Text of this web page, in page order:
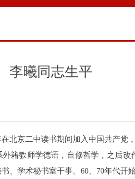
李曦同志生平
在北京二中读书期间加入中国共产党
籍教师学德语，自修哲学，之后改
、学术秘书室干事。 60 70年代开